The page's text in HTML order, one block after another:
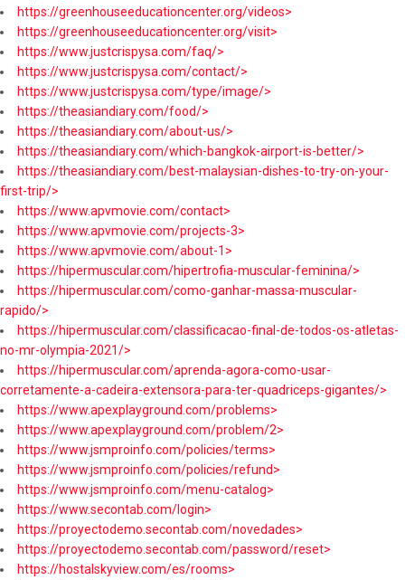
https://greenhouseeducationcenter.org/videos>
https://greenhouseeducationcenter.org/visit>
https://www.justcrispysa.com/faq/>
https://www.justcrispysa.com/contact/>
https://www.justcrispysa.com/type/image/>
https://theasiandiary.com/food/>
https://theasiandiary.com/about-us/>
https://theasiandiary.com/which-bangkok-airport-is-better/>
https://theasiandiary.com/best-malaysian-dishes-to-try-on-your-
first-trip/>
https://www.apvmovie.com/contact>
https://www.apvmovie.com/projects-3>
https://www.apvmovie.com/about-1>
https://hipermuscular.com/hipertrofia-muscular-feminina/>
https://hipermuscular.com/como-ganhar-massa-muscular-
rapido/>
https://hipermuscular.com/classificacao-final-de-todos-os-atletas-
no-mr-olympia-2021/>
https://hipermuscular.com/aprenda-agora-como-usar-
corretamente-a-cadeira-extensora-para-ter-quadriceps-gigantes/>
https://www.apexplayground.com/problems>
https://www.apexplayground.com/problem/2>
https://www.jsmproinfo.com/policies/terms>
https://www.jsmproinfo.com/policies/refund>
https://www.jsmproinfo.com/menu-catalog>
https://www.secontab.com/login>
https://proyectodemo.secontab.com/novedades>
https://proyectodemo.secontab.com/password/reset>
https://hostalskyview.com/es/rooms>